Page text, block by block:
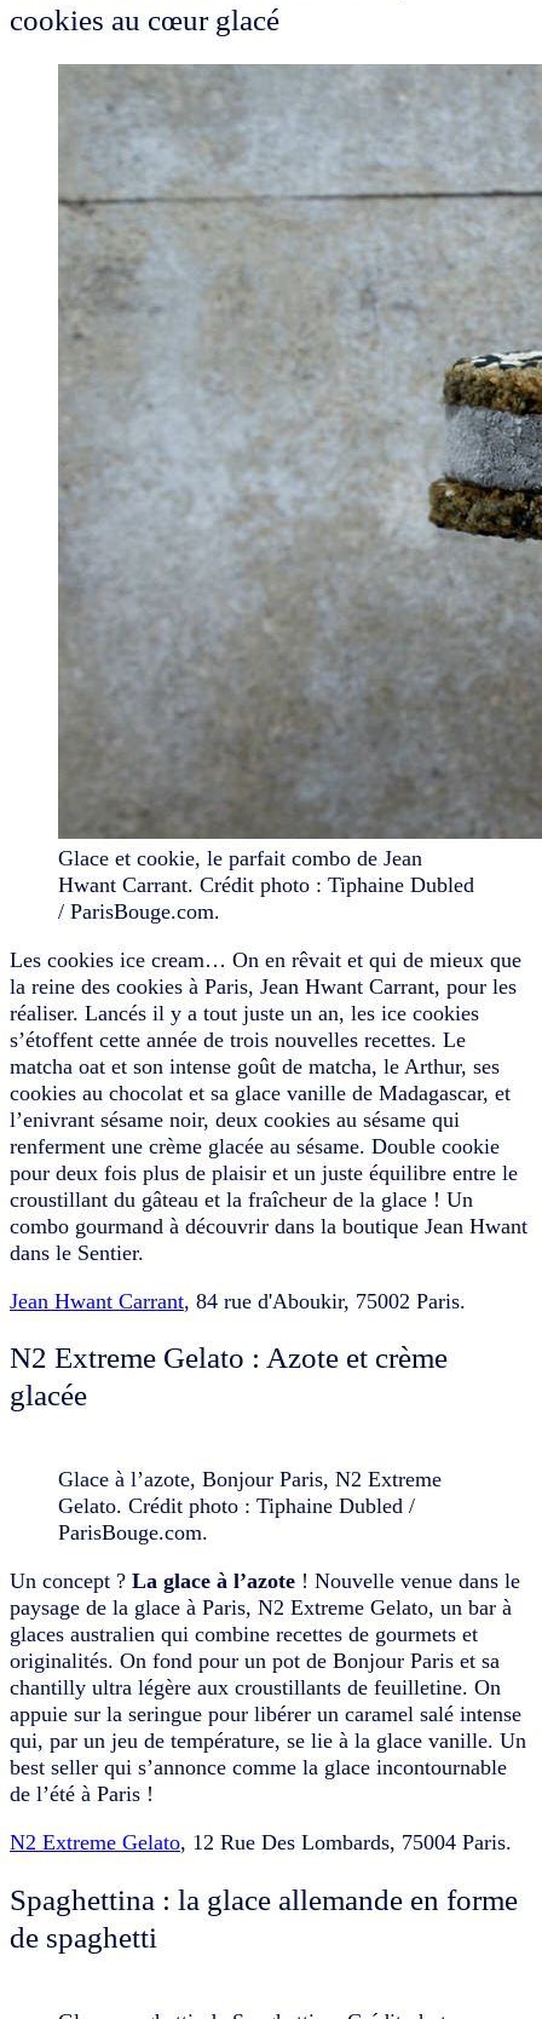
cookies au cœur glacé
Glace et cookie, le parfait combo de Jean
Hwant Carrant. Crédit photo : Tiphaine Dubled
/ ParisBouge.com.
Les cookies ice cream… On en rêvait et qui de mieux que
la reine des cookies à Paris, Jean Hwant Carrant, pour les
réaliser. Lancés il y a tout juste un an, les ice cookies
s’étoffent cette année de trois nouvelles recettes. Le
matcha oat et son intense goût de matcha, le Arthur, ses
cookies au chocolat et sa glace vanille de Madagascar, et
l’enivrant sésame noir, deux cookies au sésame qui
renferment une crème glacée au sésame. Double cookie
pour deux fois plus de plaisir et un juste équilibre entre le
croustillant du gâteau et la fraîcheur de la glace ! Un
combo gourmand à découvrir dans la boutique Jean Hwant
dans le Sentier.
Jean Hwant Carrant, 84 rue d'Aboukir, 75002 Paris.
N2 Extreme Gelato : Azote et crème
glacée
Glace à l’azote, Bonjour Paris, N2 Extreme
Gelato. Crédit photo : Tiphaine Dubled /
ParisBouge.com.
Un concept ? La glace à l’azote ! Nouvelle venue dans le
paysage de la glace à Paris, N2 Extreme Gelato, un bar à
glaces australien qui combine recettes de gourmets et
originalités. On fond pour un pot de Bonjour Paris et sa
chantilly ultra légère aux croustillants de feuilletine. On
appuie sur la seringue pour libérer un caramel salé intense
qui, par un jeu de température, se lie à la glace vanille. Un
best seller qui s’annonce comme la glace incontournable
de l’été à Paris !
N2 Extreme Gelato, 12 Rue Des Lombards, 75004 Paris.
Spaghettina : la glace allemande en forme
de spaghetti